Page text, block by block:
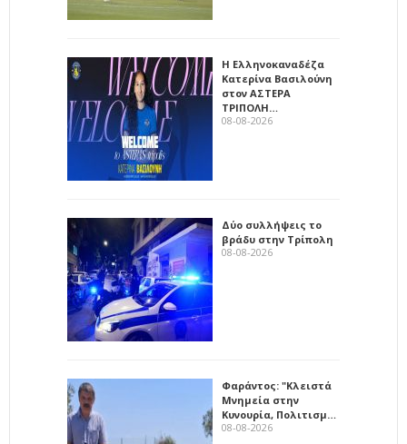
Η Ελληνοκαναδέζα
Κατερίνα Βασιλούνη
στον ΑΣΤΕΡΑ
ΤΡΙΠΟΛΗ…
08-08-2026
Δύο συλλήψεις το
βράδυ στην Τρίπολη
08-08-2026
Φαράντος: "Κλειστά
Μνημεία στην
Κυνουρία, Πολιτισμ…
08-08-2026